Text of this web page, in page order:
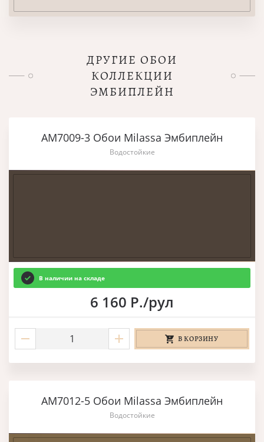
ДРУГИЕ ОБОИ
КОЛЛЕКЦИИ
ЭМБИПЛЕЙН
AM7009-3 Обои Milassa Эмбиплейн
Водостойкие
В наличии на складе
6 160 Р./рул
В КОРЗИНУ
AM7012-5 Обои Milassa Эмбиплейн
Водостойкие